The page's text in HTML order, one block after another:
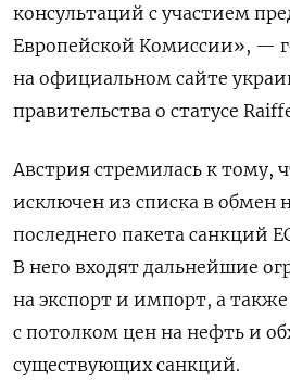
консультаций с участием
Европейской Комиссии», —
на официальном сайте
правительства о статусе
Австрия стремилась к тому,
исключен из списка в обмен
последнего пакета санкций
В него входят дальнейшие
на экспорт и импорт, а
с потолком цен на нефть и
существующих санкций.